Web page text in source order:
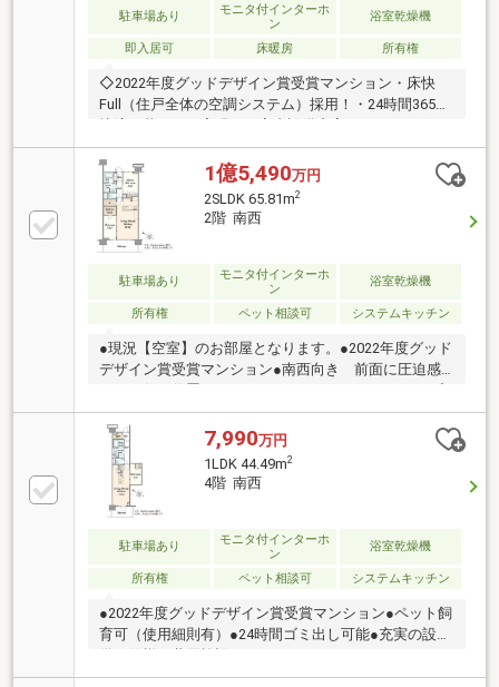
駐車場あり
モニタ付インターホ
ン
浴室乾燥機
即入居可 床暖房 所有権
◇2022年度グッドデザイン賞受賞マンション・床快
Full（住戸全体の空調システム）採用！・24時間365日
ザー・浄水器一体型シャワー水栓・ミストサウナ付浴
室暖房乾燥機・二重床・二重天井・LOW-E 複層ガラ
ス・床暖房・床快full等）・２０２１年５月築・複数路
線利用可能で通勤・通学・レジャーに便利な立地・共
有施設充実！（ライブラリーラウンジ、コワーキング
スタジオ、ランドリーコーナー、ルーフテラス（屋
上）等）※一部有償
1億5,490万円
2SLDK 65.81m2
2階 南西
駐車場あり
モニタ付インターホ
ン
浴室乾燥機
所有権 ペット相談可 システムキッチン
●現況【空室】のお部屋となります。●2022年度グッド
デザイン賞受賞マンション●南西向き 前面に圧迫感
ペット飼育可（使用細則有）●充実の設備・仕様・共
用施設・ディスポーザー・浄水器一体型シャワー水
栓・食器洗い乾燥機・ミストサウナ付き浴室暖房乾燥
機・フルオートバス機能・二重床・二重天井・プラウ
ドシリーズ独自『床快full』
7,990万円
1LDK 44.49m2
4階 南西
駐車場あり
モニタ付インターホ
ン
浴室乾燥機
所有権 ペット相談可 システムキッチン
●2022年度グッドデザイン賞受賞マンション●ペット飼
育可（使用細則有）●24時間ゴミ出し可能●充実の設
ーザー・浄水器一体型シャワー水栓＿BATHROOM＿＿